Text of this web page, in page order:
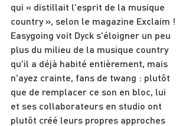
qui « distillait l'esprit de la musique
country », selon le magazine Exclaim !
Easygoing voit Dyck s'éloigner un peu
plus du milieu de la musique country
qu'il a déjà habité entièrement, mais
n'ayez crainte, fans de twang : plutôt
que de remplacer ce son en bloc, lui
et ses collaborateurs en studio ont
plutôt créé leurs propres approches